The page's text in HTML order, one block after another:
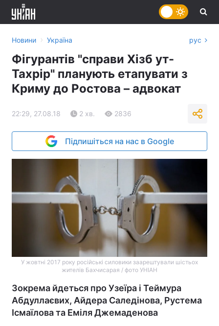
Новини › Україна рус
Фігурантів "справи Хізб ут-
Тахрір" планують етапувати з
Криму до Ростова – адвокат
22:29, 27.08.18 2 хв. 2836
Підпишіться на нас в Google
У жовтні 2017 року російські силовики заарештували шістьох
жителів Бахчисарая / фото УНІАН
Зокрема йдеться про Узеїра і Теймура
Абдуллаєвих, Айдера Саледінова, Рустема
Ісмаїлова та Еміля Джемаденова